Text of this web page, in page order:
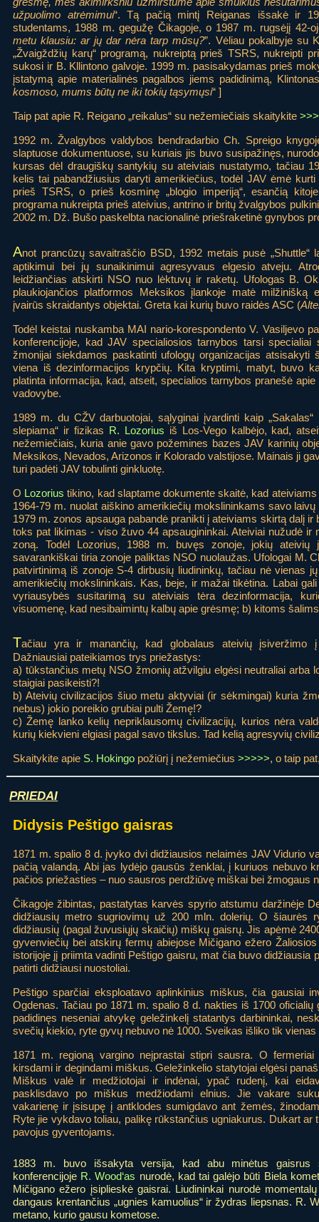
užpuolimo atrėmimui“. Tą pačią mintį Reiganas išsakė ir
studentams, 1988 m. gegužę Čikagoje, o 1987 m. rugsėjį 42-
metu klausiu: ar jų dar nėra tarp mūsų?”. Vėliau pokalbyje su
„Žvaigždžių karų“ programą, nukreiptą prieš TSRS, nukreipti
sukosi ir B. Kllintono galvoje. 1999 m. pasisakydamas prieš
įstatymą apie materialinės pagalbos jiems padidinimą,
kosmoso, mums būtų ne iki tokių tąsymųsi“ ]
Taip pat apie R. Reigano „reikalus“ su nežemiečiais skaitykite
1992 m. Žvalgybos valdybos bendradarbio Ch. Spreigo
slaptuose dokumentuose, su kuriais jis buvo susipažinęs,
kursas dėl draugiškų santykių su ateiviais nustatymo, tačiau
kelis tai pabandžiusius daryti amerikiečius, todėl JAV ėmė
prieš TSRS, o prieš kosminę „blogio imperiją“, esančią
programa nukreipta prieš ateivius, antrino ir britų žvalgybos
2002 m. Dž. Bušo paskelbta nacionalinė priešraketinė gynybos
Anot prancūzų savaitraščio BSD, 1992 metais pusė „Shuttle“
aptikimui bei jų sunaikinimui agresyvaus elgesio atveju.
leidžiančias atskirti NSO nuo lėktuvų ir raketų. Ufologas B.
plaukiojančios platformos Meksikos įlankoje matė milžinišką
įvairūs skraidantys objektai. Greta kai kurių buvo raidės ASC (
Todėl keistai nuskamba MAI nario-korespondento V. Vasiljevo
konferencijoje, kad JAV specialiosios tarnybos tarsi
žmonijai siekdamos paskatinti ufologų organizacijas
viena iš dezinformacijos krypčių. Kita kryptimi, matyt, buvo
platinta informacija, kad, atseit, specialios tarnybos pranešė
vadovybe.
1989 m. du CŽV darbuotojai, sąlyginai įvardinti kaip „Sakalas“
slepiama“ ir fizikas R. Lozorius iš Los-Vego kalbėjo, kad,
nežemiečiais, kuria anie gavo požemines bazes JAV karinių
Meksikos, Nevados, Arizonos ir Kolorado valstijose. Mainais ji
turi padėti JAV tobulinti ginkluotę.
O Lozorius tikino, kad slaptame dokumente skaitė, kad
1964-79 m. nuolat aiškino amerikiečių mokslininkams savo
1979 m. zonos apsauga pabandė pranikti į ateiviams skirtą dalį
toks pat likimas - viso žuvo 44 apsaugininkai. Ateiviai nužudė ir
zoną. Todėl Lozorius, 1988 m. buvęs zonoje, jokių ateivių
savarankiškai tiria zonoje paliktas NSO nuolaužas. Ufologai M.
patvirtinimą iš zonoje S-4 dirbusių liudininkų, tačiau nė vienas
amerikiečių mokslininkais. Kas, beje, ir mažai tikėtina. Labai
vyriausybės susitarimą su ateiviais tėra dezinformacija,
visuomenę, kad nesibaimintų kalbų apie grėsmę; b) kitoms
Tačiau yra ir manančių, kad globalaus ateivių įsiveržimo
Dažniausiai pateikiamos trys priežastys:
a) tūkstančius metų NSO žmonių atžvilgiu elgėsi neutraliai arba
staigiai pasikeisti?!
b) Ateivių civilizacijos šiuo metu aktyviai (ir sėkmingai) kuria
nebus) jokio poreikio grubiai pulti Žemę!?
c) Žemę lanko kelių nepriklausomų civilizacijų, kurios nėra
kurių kiekvieni elgiasi pagal savo tikslus. Tad kelią agresyvių
Skaitykite apie S. Hokingo požiūrį į nežemiečius >>>>>, o taip
PRIEDAI
Didysis Peštigo gaisras
1871 m. spalio 8 d. įvyko dvi didžiausios nelaimės JAV Vidurio
pačią valandą. Abi jas lydėjo gausūs ženklai, į kuriuos nebuvo
pačios priežasties – nuo sausros perdžiūvę miškai bei žmogaus
Čikagoje žibintas, pastatytas karvės spyrio atstumu daržinėje
didžiausių metro sugriovimų už 200 mln. dolerių. O šiaurės
didžiausių (pagal žuvusiųjų skaičių) miškų gaisrų. Jis apėmė
gyvenviečių bei atskirų fermų abiejose Mičigano ežero
istorijoje jį priimta vadinti Peštigo gaisru, mat čia buvo didžiausia
patirti didžiausi nuostoliai.
Peštigo sparčiai eksploatavo aplinkinius miškus, čia gausiai
Ogdenas. Tačiau po 1871 m. spalio 8 d. nakties iš 1700
padidinęs neseniai atvykę geležinkelį statantys darbininkai,
svečių kiekio, ryte gyvų nebuvo nė 1000. Sveikas išliko tik
1871 m. regioną vargino neįprastai stipri sausra. O
kirsdami ir degindami miškus. Geležinkelio statytojai elgėsi
Miškus valė ir medžiotojai ir indėnai, ypač rudenį, kai
pasklisdavo po miškus medžiodami elnius. Jie vakare
vakarienę ir įsisupę į antklodes sumigdavo ant žemės,
Ryte jie vykdavo toliau, palikę rūkstančius ugniakurus. Dukart ar
pavojus gyventojams.
1883 m. buvo išsakyta versija, kad abu minėtus gaisrus
konferencijoje R. Wood‘as nurodė, kad tai galėjo būti Biela
Mičigano ežero įsiplieskė gaisrai. Liudininkai nurodė
dangaus krentančius „ugnies kamuolius“ ir žydras liepsnas. R.
metano, kurio gausu kometose.